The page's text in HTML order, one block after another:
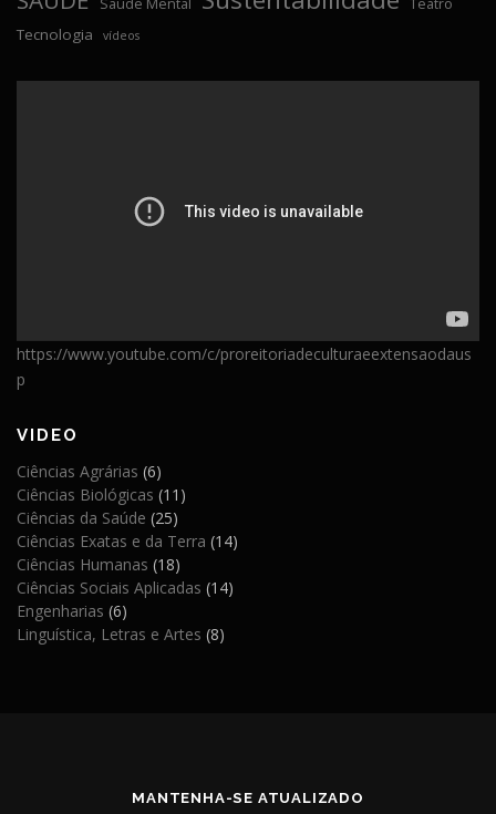
Saúde Mental Teatro
Tecnologia vídeos
https://www.youtube.com/c/proreitoriadeculturaeextensaodaus
p
VIDEO
Ciências Agrárias (6)
Ciências Biológicas (11)
Ciências da Saúde (25)
Ciências Exatas e da Terra (14)
Ciências Humanas (18)
Ciências Sociais Aplicadas (14)
Engenharias (6)
Linguística, Letras e Artes (8)
MANTENHA-SE ATUALIZADO